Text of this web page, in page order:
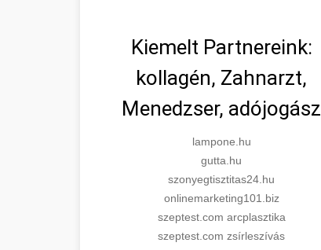
Kiemelt Partnereink:
kollagén, Zahnarzt,
Menedzser, adójogász
lampone.hu
gutta.hu
szonyegtisztitas24.hu
onlinemarketing101.biz
szeptest.com arcplasztika
szeptest.com zsírleszívás